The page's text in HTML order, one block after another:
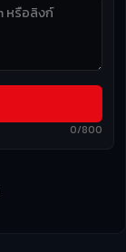
0/800